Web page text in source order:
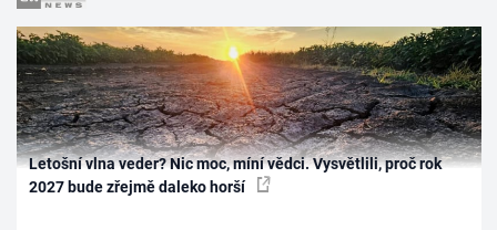
Letošní vlna veder? Nic moc, míní vědci. Vysvětlili, proč rok
2027 bude zřejmě daleko horší